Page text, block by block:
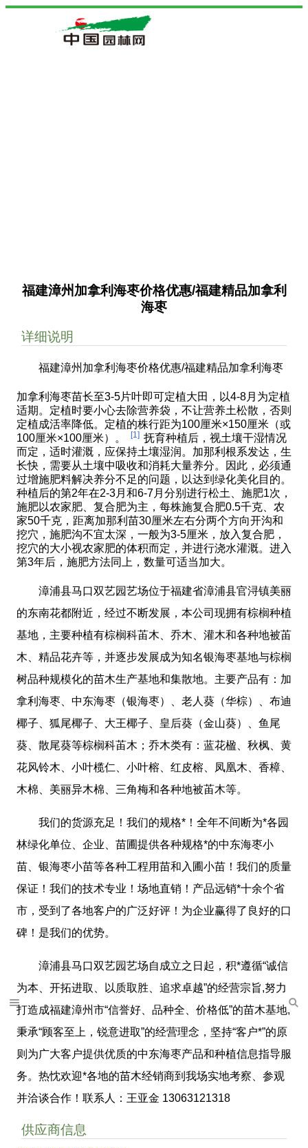
福建漳州加拿利海枣价格优惠/福建精品加拿利
海枣
详细说明
福建漳州加拿利海枣价格优惠/福建精品加拿利海枣
加拿利海枣苗长至3-5片叶即可定植大田，以4-8月为定植
适期。定植时要小心去除营养袋，不让营养土松散，否则
定植成活率降低。定植的株行距为100厘米×150厘米（或
100厘米×100厘米）。
[1] 抚育种植后，视土壤干湿情况
而定，适时灌溉，应保持土壤湿润。加那利根系发达，生
长快，需要从土壤中吸收和消耗大量养分。因此，必须通
过增施肥料解决养分不足的问题，以达到绿化美化目的。
种植后的第2年在2-3月和6-7月分别进行松土、施肥1次，
施肥以农家肥、复合肥为主，每株施复合肥0.5千克、农
家50千克，距离加那利苗30厘米左右分两个方向开沟和
挖穴，施肥沟不宜太深，一般为3-5厘米，放入复合肥，
挖穴的大小视农家肥的体积而定，并进行浇水灌溉。进入
第3年后，施肥方法同上，数量可适当加大。
漳浦县马口双艺园艺场位于福建省漳浦县官浔镇美丽
的东南花都附近，经过不断发展，本公司现拥有棕榈种植
基地，主要种植有棕榈科苖木、乔木、灌木和各种地被苖
木、精品花卉等，并逐步发展成为知名银海枣基地与棕榈
树品种规模化的苗木生产基地和集散地。主要产品有：加
拿利海枣、中东海枣（银海枣）、老人葵（华棕）、布迪
椰子、狐尾椰子、大王椰子、皇后葵（金山葵）、鱼尾
葵、散尾葵等棕榈科苖木；乔木类有：蓝花楹、秋枫、黄
花风铃木、小叶榄仁、小叶榕、红皮榕、凤凰木、香樟、
木棉、美丽异木棉、三角梅和各种地被苖木等。
我们的货源充足！我们的规格*！全年不间断为*各园
林绿化单位、企业、苗圃提供各种规格*的中东海枣小
苗、银海枣小苗等各种工程用苗和入圃小苗！我们的质量
保证！我们的技术专业！场地直销！产品远销*十余个省
市，受到了各地客户的广泛好评！为企业赢得了良好的口
碑！是我们的优势。
漳浦县马口双艺园艺场自成立之日起，积*遵循“诚信
为本、开拓进取、以质取胜、追求卓越”的经营宗旨,努力
打造成福建漳州市“信誉好、品种全、价格低”的苗木基地,
秉承“顾客至上，锐意进取”的经营理念，坚持“客户*”的原
则为广大客户提供优质的中东海枣产品和种植信息指导服
务。热忱欢迎*各地的苗木经销商到我场实地考察、参观
并洽谈合作！联系人：王亚金 13063121318
供应商信息